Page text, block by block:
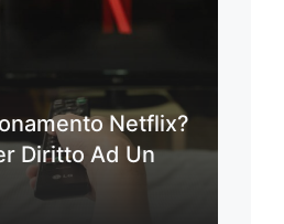
Netflix?
Diritto Ad Un